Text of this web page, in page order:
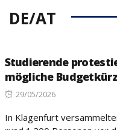
DE/AT
Studierende
mögliche
Posted
29/05/2026
In Klagenfurt